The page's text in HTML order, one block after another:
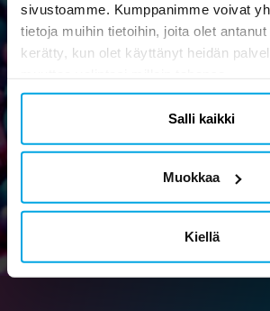
sivustoamme. Kumppanimme voivat
tietoja muihin tietoihin, joita olet
kerätty, kun olet käyttänyt heidän
Salli kaikki
Muokkaa
Kiellä
Uutiskirje
Tilaa uutiskirjeemme ja osallistu
Ok